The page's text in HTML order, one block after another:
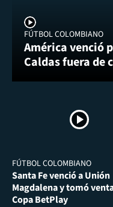
FÚTBOL COLOMBIANO
América venció
Caldas fuera de
FÚTBOL COLOMBIANO
Santa Fe venció a Unión
Magdalena y tomó
Copa BetPlay